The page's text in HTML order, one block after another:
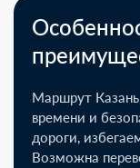
Маршрут
времени и
дороги,
Возможна